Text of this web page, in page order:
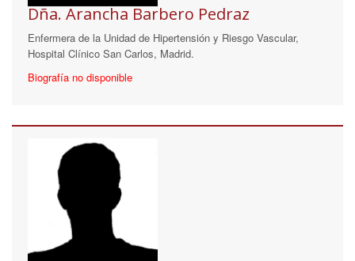
Dña. Arancha Barbero Pedraz
Enfermera de la Unidad de Hipertensión y Riesgo Vascular,
Hospital Clínico San Carlos, Madrid.
Biografía no disponible